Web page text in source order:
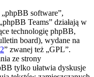
„phpBB software”,
Teams” działają w
technologię phpBB,
board), wydane na
” zwanej też „GPL”.
ze strony
tylko ułatwia dyskusje